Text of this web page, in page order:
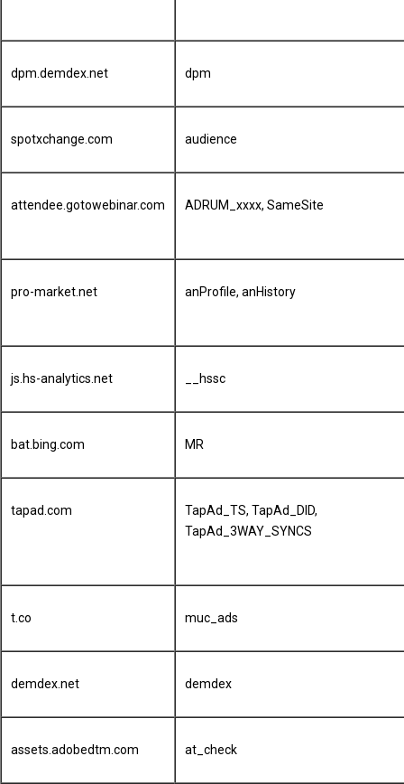
dpm.demdex.net dpm
spotxchange.com audience
attendee.gotowebinar.com ADRUM_xxxx, SameSite
pro-market.net anProfile, anHistory
js.hs-analytics.net __hssc
bat.bing.com MR
tapad.com
TapAd_TS, TapAd_DID,
TapAd_3WAY_SYNCS
t.co muc_ads
demdex.net demdex
assets.adobedtm.com at_check